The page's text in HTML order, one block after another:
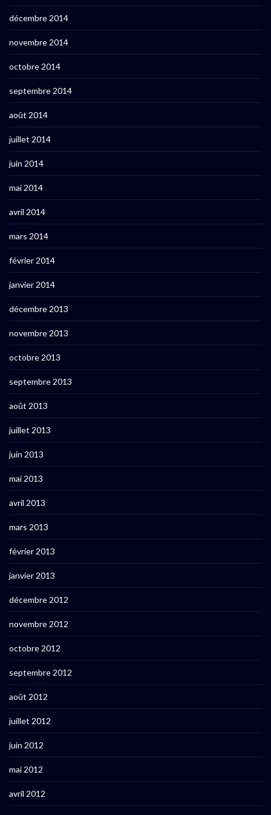
décembre 2014
novembre 2014
octobre 2014
septembre 2014
août 2014
juillet 2014
juin 2014
mai 2014
avril 2014
mars 2014
février 2014
janvier 2014
décembre 2013
novembre 2013
octobre 2013
septembre 2013
août 2013
juillet 2013
juin 2013
mai 2013
avril 2013
mars 2013
février 2013
janvier 2013
décembre 2012
novembre 2012
octobre 2012
septembre 2012
août 2012
juillet 2012
juin 2012
mai 2012
avril 2012